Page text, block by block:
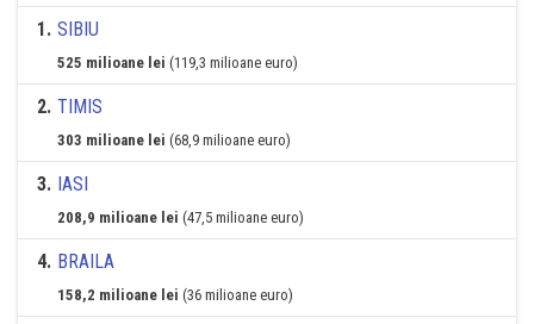
1. SIBIU
525 milioane lei (119,3 milioane euro)
2. TIMIS
303 milioane lei (68,9 milioane euro)
3. IASI
208,9 milioane lei (47,5 milioane euro)
4. BRAILA
158,2 milioane lei (36 milioane euro)